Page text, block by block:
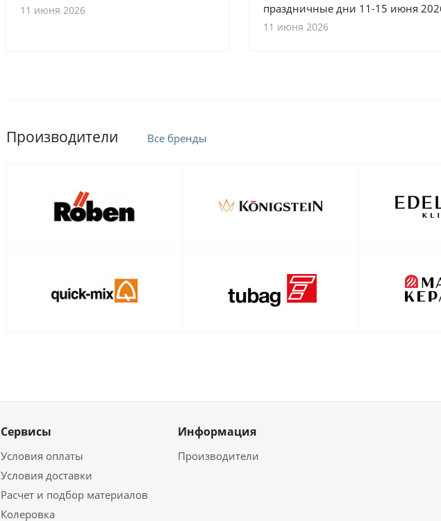
11 июня 2026
праздничные дни 11-15 июня
11 июня 2026
Производители Все бренды
Сервисы
Условия оплаты
Условия доставки
Расчет и подбор материалов
Колеровка
Информация
Производители